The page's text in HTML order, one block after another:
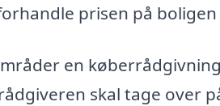
prisen på boligen
en
skal tage over